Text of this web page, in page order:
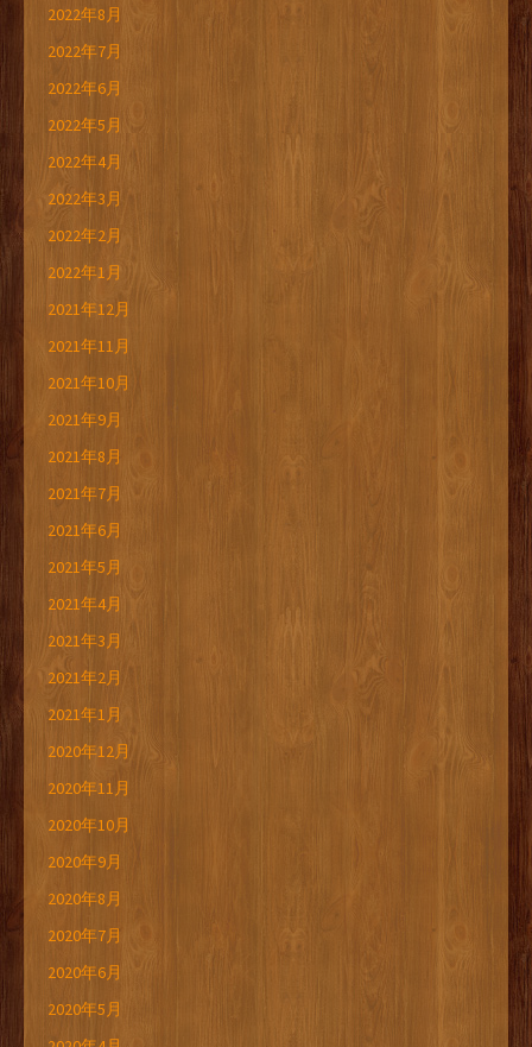
2022年8月
2022年7月
2022年6月
2022年5月
2022年4月
2022年3月
2022年2月
2022年1月
2021年12月
2021年11月
2021年10月
2021年9月
2021年8月
2021年7月
2021年6月
2021年5月
2021年4月
2021年3月
2021年2月
2021年1月
2020年12月
2020年11月
2020年10月
2020年9月
2020年8月
2020年7月
2020年6月
2020年5月